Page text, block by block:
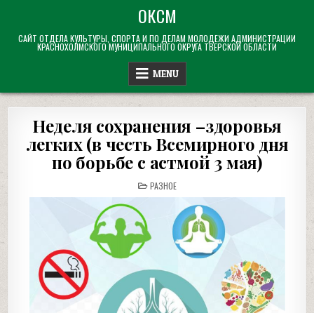
content
ОКСМ
САЙТ ОТДЕЛА КУЛЬТУРЫ, СПОРТА И ПО ДЕЛАМ МОЛОДЕЖИ АДМИНИСТРАЦИИ
КРАСНОХОЛМСКОГО МУНИЦИПАЛЬНОГО ОКРУГА ТВЕРСКОЙ ОБЛАСТИ
MENU
Неделя сохранения –здоровья
легких (в честь Всемирного дня
по борьбе с астмой 3 мая)
POSTED
IN
РАЗНОЕ